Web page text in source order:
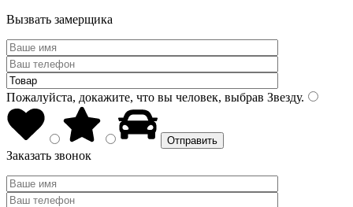
Вызвать замерщика
Пожалуйста, докажите, что вы человек, выбрав Звезду.
Заказать звонок